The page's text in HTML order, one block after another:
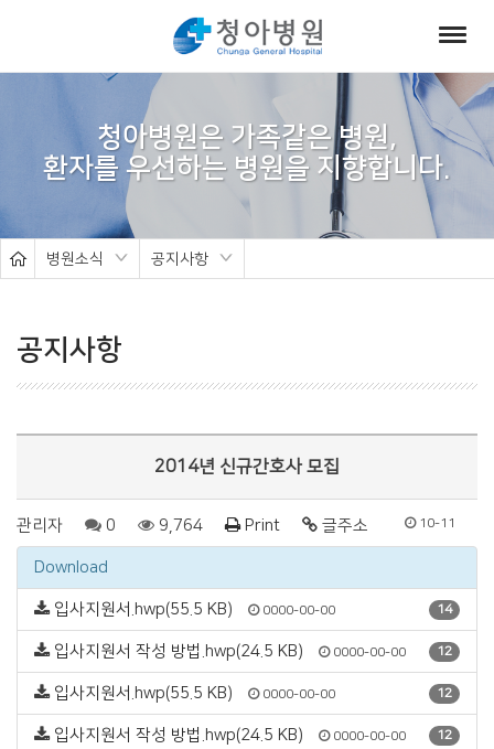
얼
청아병원은 가족같은 병원,
병원소식 공지사항
공지사항
2014년 신규간호사 모집
관리자 0 9,764 Print 글주소 10-11
Download
입사지원서.hwp(55.5 KB) 0000-00-00 14
입사지원서 작성 방법.hwp(24.5 KB) 0000-00-00 12
입사지원서.hwp(55.5 KB) 0000-00-00 12
입사지원서 작성 방법.hwp(24.5 KB) 0000-00-00 12